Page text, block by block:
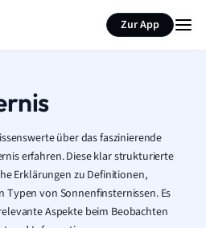
Zur App
über das faszinierende
erfahren. Diese klar strukturierte
Erklärungen zu Definitionen,
Typen von Sonnenfinsternissen. Es
Aspekte beim Beobachten
Seite zusammenfassen